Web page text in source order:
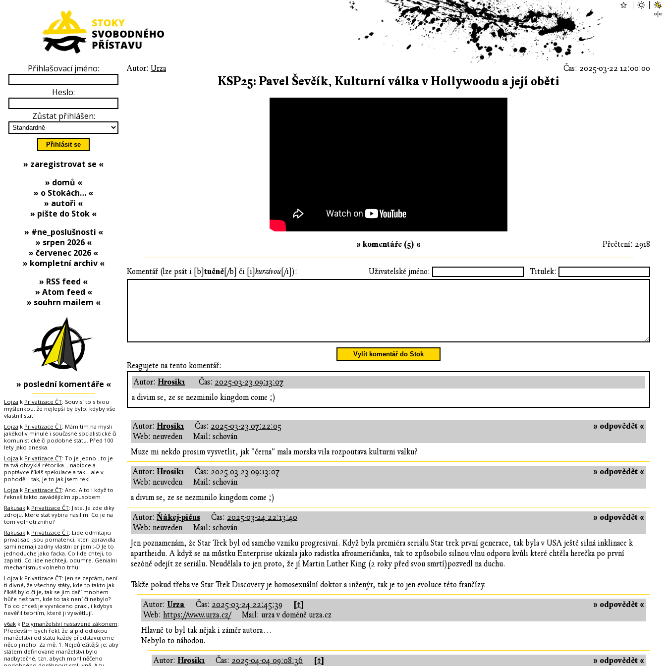
Autor: Urza Čas: 2025-03-22 12:00:00
KSP25: Pavel Ševčík, Kulturní válka v Hollywoodu a její oběti
Přečtení: 2918
» komentáře (5) «
Uživatelské jméno: Titulek:
Komentář (lze psát i [b] tučně [/b] či [i] kurzívou [/i]):
Vylít komentář do Stok
Reagujete na tento komentář:
Autor: Hrosik1 Čas: 2025-03-23 09:13:07
a divim se, ze se nezminilo kingdom come ;)
» odpovědět «
Autor: Hrosik1 Čas: 2025-03-23 07:22:05
Web: neuveden
Mail: schován
Muze mi nekdo prosim vysvetlit, jak "černa" mala morska vila rozpoutava kulturni valku?
» odpovědět «
Autor: Hrosik1 Čas: 2025-03-23 09:13:07
Web: neuveden
Mail: schován
a divim se, ze se nezminilo kingdom come ;)
» odpovědět «
Autor: Ňákej-pičus Čas: 2025-03-24 22:13:40
Web: neuveden
Mail: schován
Jen poznamenám, že Star Trek byl od samého vzniku progresivní. Když byla premiéra seriálu Star trek první generace, tak byla v USA ještě silná inklinace k
apartheidu. A když se na můstku Enterprise ukázala jako radistka afroameričanka, tak to způsobilo silnou vlnu odporu kvůli které chtěla herečka po první
sezóně odejít ze seriálu. Neudělala to jen proto, že jí Martin Luther King (2 roky před svou smrtí)pozvedl na duchu.
Takže pokud třeba ve Star Trek Discovery je homosexuální doktor a inženýr, tak je to jen evoluce této frančízy.
» odpovědět «
Autor: Urza Čas: 2025-03-24 22:45:39 [↑]
Web:https://www.urza.cz/
Mail: urza v doméně urza.cz
Hlavně to byl tak nějak i záměr autora…
Nebylo to náhodou.
» odpovědět «
Autor:Hrosik1 Čas: 2025-04-04 09:08:36 [↑]
Přihlašovací jméno:
Heslo:
Zůstat přihlášen:
» zaregistrovat se «
» domů «
» o Stokách… «
» autoři «
» pište do Stok «
» #ne_poslušnosti «
» srpen 2026 «
» červenec 2026 «
» kompletní archiv «
» RSS feed «
» Atom feed «
» souhrn mailem «
» poslední komentáře «
Lojza k Privatizace ČT: Souvisí to s tvou
myšlenkou, že nejlepší by bylo, kdyby vše
vlastnil stat
Lojza k Privatizace ČT: Mám tím na mysli
jakékoliv minulé i současné socialistické či
komunistické či podobné státu. Před 100
lety jako dneska.
Lojza k Privatizace ČT: To je jedno...to je
ta tvá obvyklá rétorika....nabídce a
poptávce říkáš spekulace a tak....ale v
pohodě. I tak, je to jak jsem rekl
Lojza k Privatizace ČT: Ano. A to i když to
řekneš takto zavádějícím zpusobem
Rakusak k Privatizace ČT: Jiste. Je zde diky
zdroju, ktere stat vybira nasilim. Co je na
tom volnotrzniho?
Rakusak k Privatizace ČT: Lide odmitajici
privatisaci jsou pomatenci, kteri zpravidla
sami nemaji zadny vlastni prijem :-D Je to
jednoduche jako facka. Co lide chteji, to
zaplati. Co lide nechteji, odumre. Genialni
mechanismus volneho trhu!
Lojza k Privatizace ČT: Jen se zeptám, není
ti divné, že všechny státy, kde to takto jak
říkáš bylo či je, tak se jim daří mnohem
hůře než tam, kde to tak není či nebylo?
To co chceš je vyvráceno praxi, i kdybys
nevěřil teoriím, které ji vysvětlují.
v6ak k Polymanželství nastavené zákonem:
Především bych řekl, že si pid odlukou
manželství od státu každý představujeme
něco jiného. Za mě: 1. Nejdůležitější je, aby
státem definované manželství bylo
nadbytečné, tzn. abych mohl něčeho